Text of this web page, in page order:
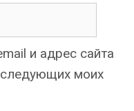
и адрес сайта
моих